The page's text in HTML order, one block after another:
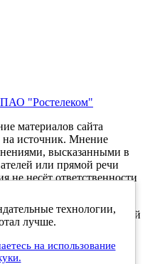
ПАО "Ростелеком"
материалов сайта
на источник. Мнение
высказанными в
или прямой речи
не несёт ответственности
в Федеральной
информационных
(Роскомнадзор) 5
номер ЭЛ № ФС 77 -
технологии,
лучше.
на использование